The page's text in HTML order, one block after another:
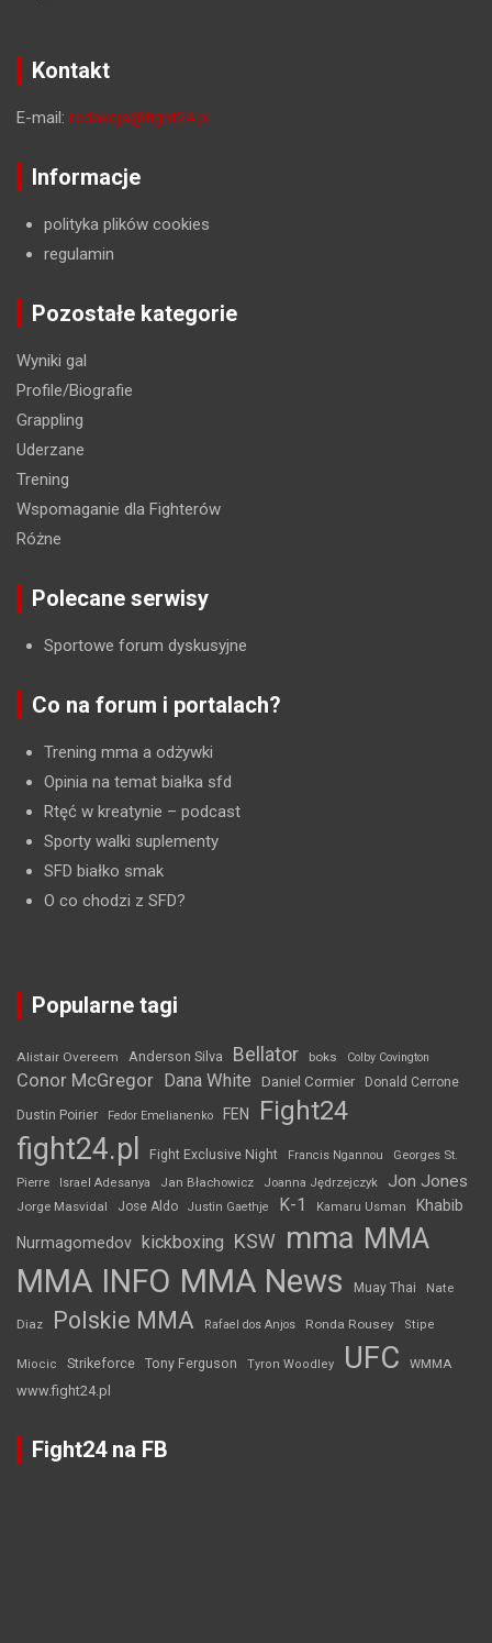
Kontakt
E-mail: redakcja@fight24.pl
Informacje
polityka plików cookies
regulamin
Pozostałe kategorie
Wyniki gal
Profile/Biografie
Grappling
Uderzane
Trening
Wspomaganie dla Fighterów
Różne
Polecane serwisy
Sportowe forum dyskusyjne
Co na forum i portalach?
Trening mma a odżywki
Opinia na temat białka sfd
Rtęć w kreatynie – podcast
Sporty walki suplementy
SFD białko smak
O co chodzi z SFD?
Popularne tagi
Alistair Overeem Anderson Silva Bellator boks Colby Covington
Conor McGregor Dana White Daniel Cormier Donald Cerrone
Dustin Poirier Fedor Emelianenko FEN Fight24
fight24.pl Fight Exclusive Night Francis Ngannou
Georges St.
Pierre
Israel Adesanya Jan Błachowicz Joanna Jędrzejczyk Jon Jones
Jorge Masvidal Jose Aldo Justin Gaethje K-1 Kamaru Usman Khabib
Nurmagomedov kickboxing KSW mma MMA
MMA INFO MMA News Muay Thai Nate
Diaz Polskie MMA Rafael dos Anjos Ronda Rousey Stipe
Miocic Strikeforce Tony Ferguson Tyron Woodley UFC WMMA
www.fight24.pl
Fight24 na FB